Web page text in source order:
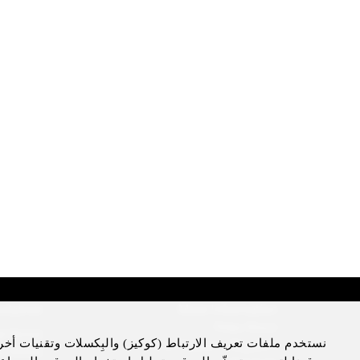
Four Seasons Magazine
Notice
Notice
نستخدم ملفات تعريف الارتباط (كوكيز) والبِكسلات وتقنيات